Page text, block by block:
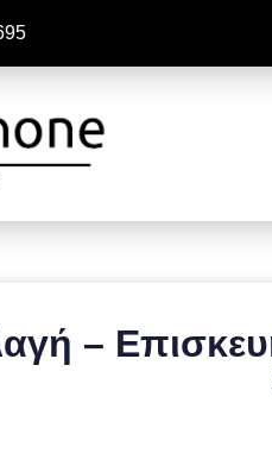
–